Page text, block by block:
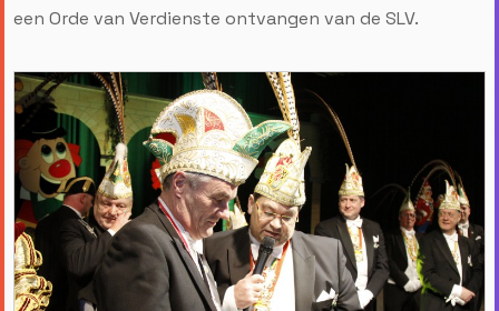
een Orde van Verdienste ontvangen van de SLV.